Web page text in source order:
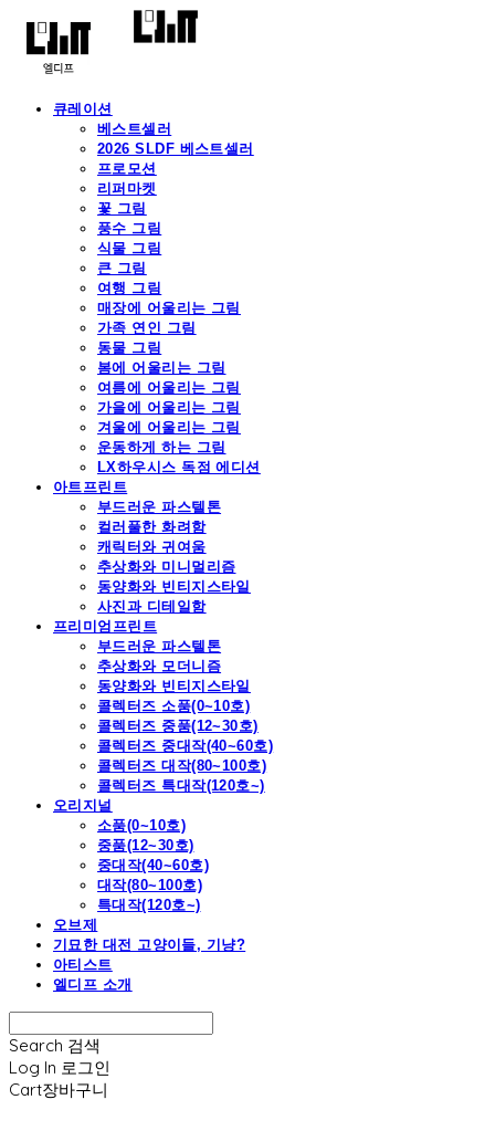
큐레이션
베스트셀러
2026 SLDF 베스트셀러
프로모션
리퍼마켓
꽃 그림
풍수 그림
식물 그림
큰 그림
여행 그림
매장에 어울리는 그림
가족 연인 그림
동물 그림
봄에 어울리는 그림
여름에 어울리는 그림
가을에 어울리는 그림
겨울에 어울리는 그림
운동하게 하는 그림
LX하우시스 독점 에디션
아트프린트
부드러운 파스텔톤
컬러풀한 화려함
캐릭터와 귀여움
추상화와 미니멀리즘
동양화와 빈티지스타일
사진과 디테일함
프리미엄프린트
부드러운 파스텔톤
추상화와 모더니즘
동양화와 빈티지스타일
콜렉터즈 소품(0~10호)
콜렉터즈 중품(12~30호)
콜렉터즈 중대작(40~60호)
콜렉터즈 대작(80~100호)
콜렉터즈 특대작(120호~)
오리지널
소품(0~10호)
중품(12~30호)
중대작(40~60호)
대작(80~100호)
특대작(120호~)
오브제
기묘한 대전 고양이들, 기냥?
아티스트
엘디프 소개
Search 검색
Log In 로그인
Cart장바구니